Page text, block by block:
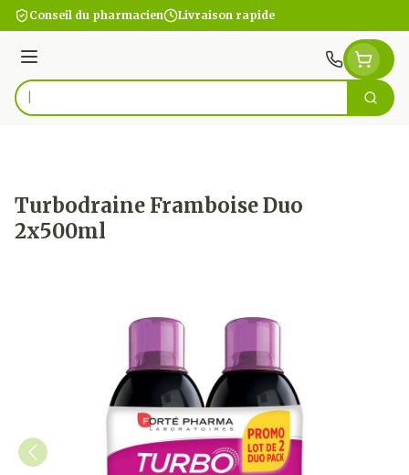
Aller au contenu
Conseil du pharmacien Livraison rapide
Menu
Rechercher
Turbodraine Framboise Duo
2x500ml